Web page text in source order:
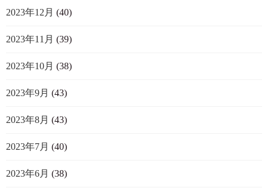
2023年12月 (40)
2023年11月 (39)
2023年10月 (38)
2023年9月 (43)
2023年8月 (43)
2023年7月 (40)
2023年6月 (38)